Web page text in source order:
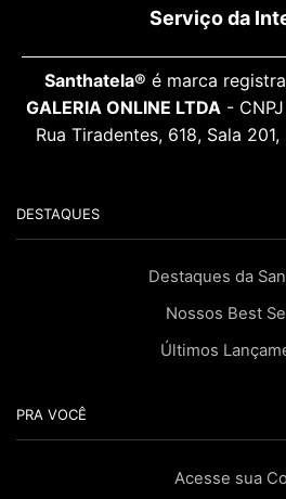
Serviço da
Santhatela® é marca
GALERIA ONLINE LTDA -
Rua Tiradentes, 618, Sala
DESTAQUES
Destaques da
Nossos Best
Últimos
PRA VOCÊ
Acesse sua